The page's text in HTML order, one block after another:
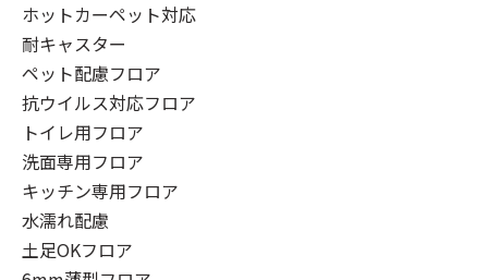
ホットカーペット対応
耐キャスター
ペット配慮フロア
抗ウイルス対応フロア
トイレ用フロア
洗面専用フロア
キッチン専用フロア
水濡れ配慮
土足OKフロア